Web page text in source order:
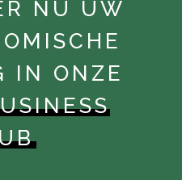
NU UW
IN ONZE